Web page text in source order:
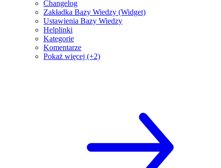
Changelog
Zakładka Bazy Wiedzy (Widget)
Ustawienia Bazy Wiedzy
Helplinki
Kategorie
Komentarze
Pokaż więcej (+2)